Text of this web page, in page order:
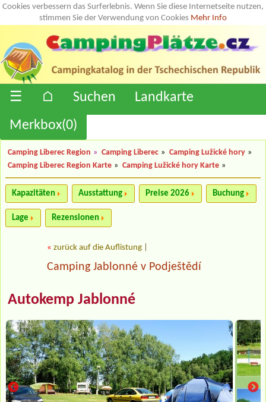
Cookies verbessern das Surferlebnis. Wenn Sie diese Internetseite nutzen,
stimmen Sie der Verwendung von Cookies Mehr Info
☰ ⌂ Suchen
Landkarte
Merkbox(0)
Camping Liberec Region » Camping Liberec » Camping Lužické hory »
Camping Liberec Region Karte » Camping Lužické hory Karte »
Kapazitäten Ausstattung Preise 2026 Buchung
Lage Rezensionen
« zurück auf die Auflistung
Camping Jablonné v Podještědí
Autokemp Jablonné